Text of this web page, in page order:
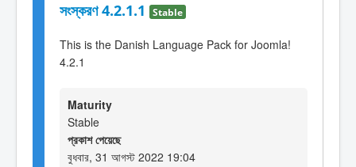
সংস্করণ 4.2.1.1 Stable
This is the Danish Language Pack for Joomla!
4.2.1
Maturity
Stable
প্রকাশ পেয়েছে
বুধবার, 31 আগস্ট 2022 19:04